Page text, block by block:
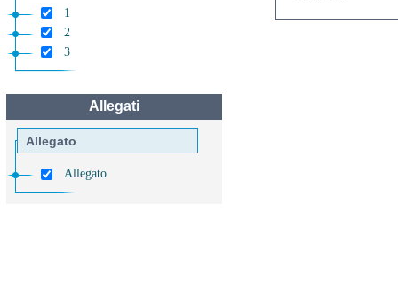
1
2
3
Allegati
Allegato
Allegato